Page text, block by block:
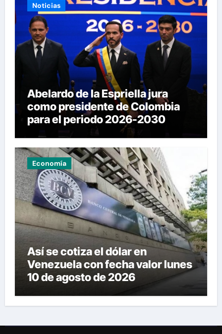
Noticias
Abelardo de la Espriella jura
como presidente de Colombia
para el periodo 2026-2030
Economía
Así se cotiza el dólar en
Venezuela con fecha valor lunes
10 de agosto de 2026